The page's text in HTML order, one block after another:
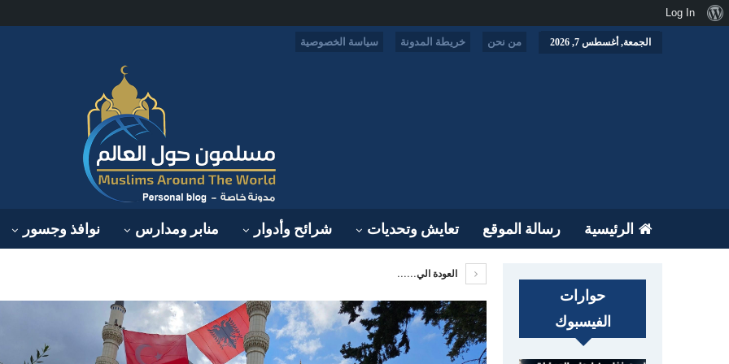
الجمعة, أغسطس 7, 2026 من نحن خريطة المدونة سياسة الخصوصية
الرئيسية رسالة الموقع تعايش وتحديات شرائح وأدوار منابر ومدارس نوافذ وجسور
العودة الي......
حوارات
الفيسبوك
نبذةLog In